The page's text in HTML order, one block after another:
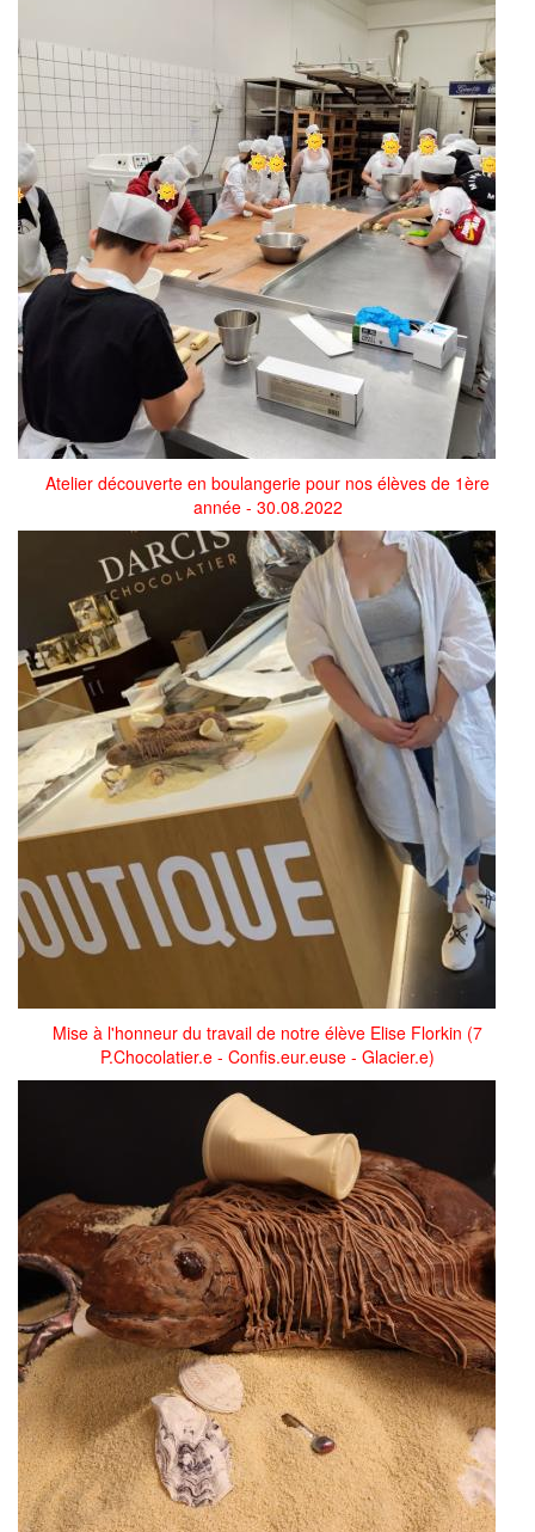
modif.1.jpg
Atelier découverte en boulangerie pour nos élèves de 1ère
année - 30.08.2022
image_6487327.jpg
Mise à l'honneur du travail de notre élève Elise Florkin (7
P.Chocolatier.e - Confis.eur.euse - Glacier.e)
img_0730.jpg